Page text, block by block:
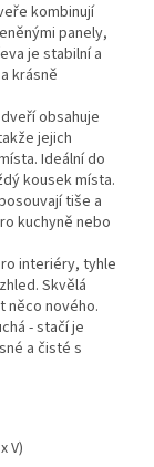
kombinují
panely,
je stabilní a
krásně
obsahuje
jejich
Ideální do
kousek místa.
tiše a
kuchyně nebo
interiéry, tyhle
Skvělá
nového.
- stačí je
a čisté s
V)